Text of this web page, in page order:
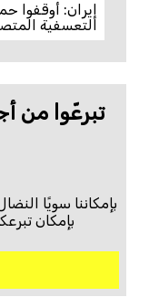
إيران: أوقفوا
التعسفية
تبرعّوا من
بإمكاننا سويًا
بإمكان